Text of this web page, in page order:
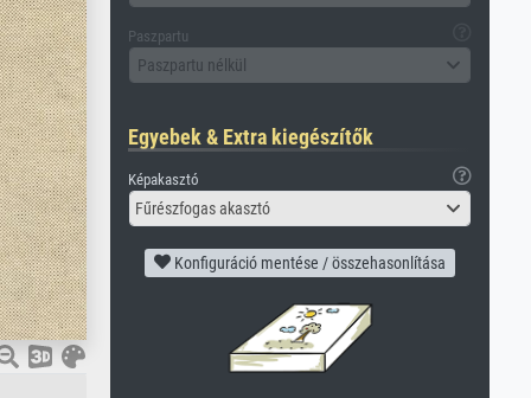
Paszpartu
Paszpartu nélkül
Egyebek & Extra kiegészítők
Képakasztó
Fűrészfogas akasztó
Konfiguráció mentése / összehasonlítása